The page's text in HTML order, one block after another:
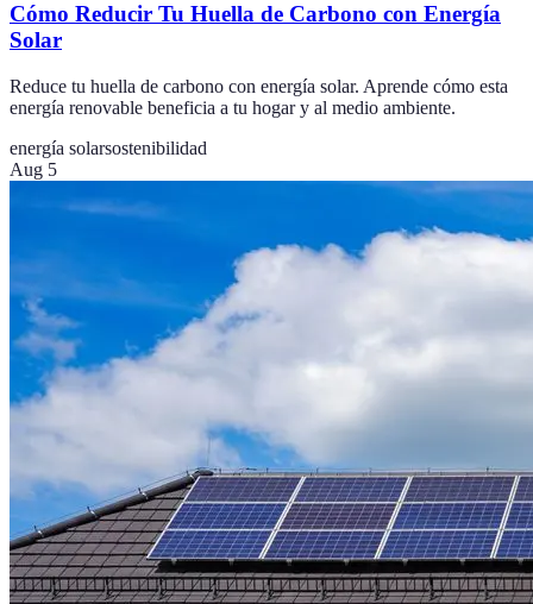
Cómo Reducir Tu Huella de Carbono con Energía
Solar
Reduce tu huella de carbono con energía solar. Aprende cómo esta
energía renovable beneficia a tu hogar y al medio ambiente.
energía solarsostenibilidad
Aug 5